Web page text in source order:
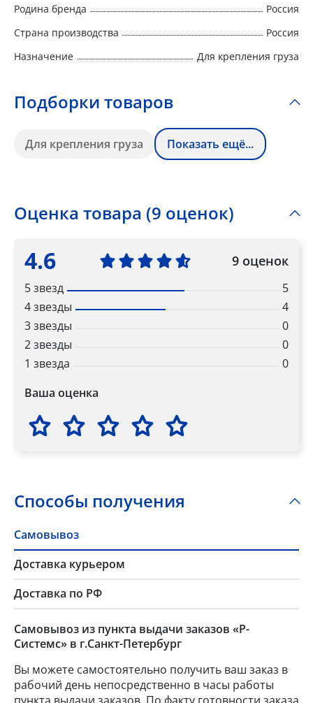
Родина бренда
Россия
Страна производства
Россия
Назначение
Для крепления груза
Подборки товаров
Для крепления груза Показать ещё...
Оценка товара (9 оценок)
4.6 9 оценок
5 звезд
5
4 звезды
4
3 звезды
0
2 звезды
0
1 звезда
0
Ваша оценка
Способы получения
Самовывоз
Доставка курьером
Доставка по РФ
Самовывоз из пункта выдачи заказов «Р-
Системс» в г.Санкт-Петербург
Вы можете самостоятельно получить ваш заказ в
рабочий день непосредственно в часы работы